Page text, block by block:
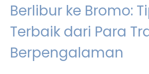
Berlibur ke Bromo:
Terbaik dari Para
Berpengalaman